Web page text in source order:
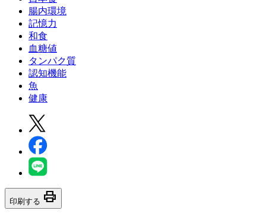
腸内環境
記憶力
和食
血糖値
タンパク質
認知機能
魚
健康
印刷する print